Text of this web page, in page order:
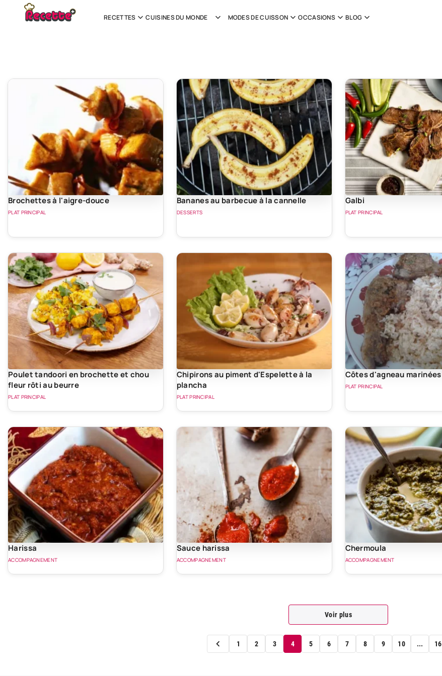
RECETTES CUISINES DU MONDE MODES DE CUISSON OCCASIONS BLOG
Brochettes à l'aigre-douce
PLAT PRINCIPAL
Bananes au barbecue à la cannelle
DESSERTS
Galbi
PLAT PRINCIPAL
Poulet tandoori en brochette et chou
fleur rôti au beurre
PLAT PRINCIPAL
Chipirons au piment d'Espelette à la
plancha
PLAT PRINCIPAL
Côtes d'agneau marinées
PLAT PRINCIPAL
Harissa
ACCOMPAGNEMENT
Sauce harissa
ACCOMPAGNEMENT
Chermoula
ACCOMPAGNEMENT
Voir plus
1 2 3 4 5 6 7 8 9 10 ... 16